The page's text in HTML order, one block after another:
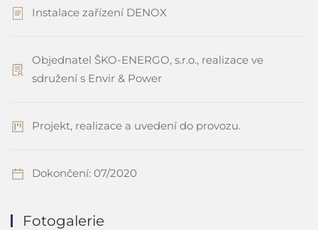
Instalace zařízení DENOX
Objednatel ŠKO-ENERGO, s.r.o., realizace ve
sdružení s Envir & Power
Projekt, realizace a uvedení do provozu.
Dokončení: 07/2020
Fotogalerie